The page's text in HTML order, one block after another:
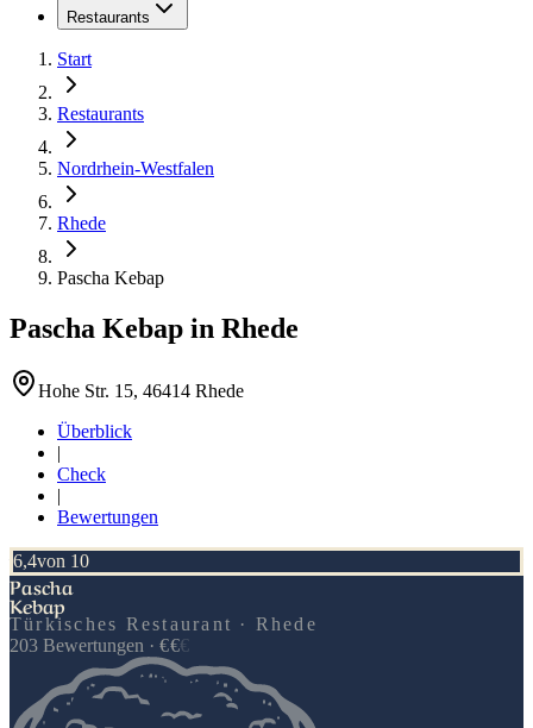
Restaurants
Start
Restaurants
Nordrhein-Westfalen
Rhede
Pascha Kebap
Pascha Kebap in Rhede
Hohe Str. 15, 46414 Rhede
Überblick
|
Check
|
Bewertungen
6,4von 10
Pascha
Kebap
Türkisches Restaurant · Rhede
203 Bewertungen · €€€